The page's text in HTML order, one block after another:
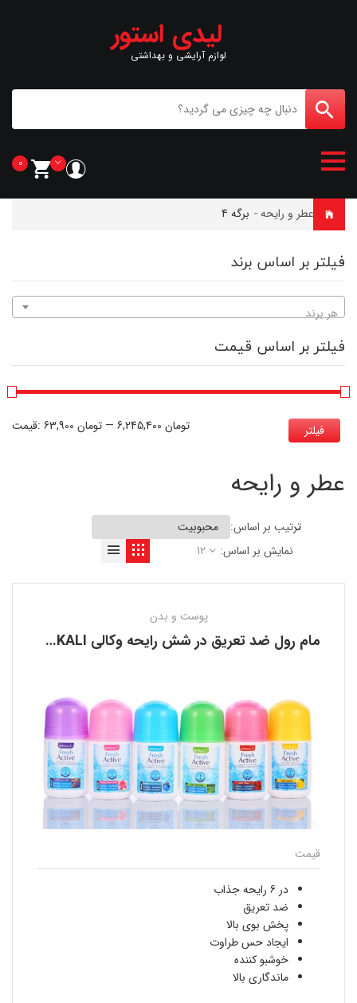
لیدی استور
لوازم آرایشی و بهداشتی
0
خانه عطر و رایحه - برگه 4
فیلتر بر اساس برند
هر برند
فیلتر بر اساس قیمت
فیلتر قیمت: 63,900 تومان — 6,245,400 تومان
عطر و رایحه
ترتیب بر اساس:
نمایش بر اساس:
12
پوست و بدن
مام رول ضد تعریق در شش رایحه وکالی WOKALI
قیمت
در 6 رایحه جذاب
ضد تعریق
پخش بوی بالا
ایجاد حس طراوت
خوشبو کننده
ماندگاری بالا